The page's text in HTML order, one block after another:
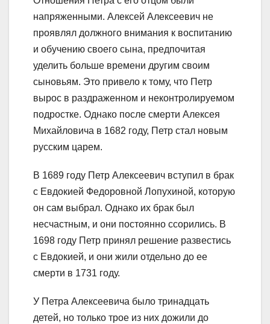
напряженными. Алексей Алексеевич не
проявлял должного внимания к воспитанию
и обучению своего сына, предпочитая
уделить больше времени другим своим
сыновьям. Это привело к тому, что Петр
вырос в раздраженном и неконтролируемом
подростке. Однако после смерти Алексея
Михайловича в 1682 году, Петр стал новым
русским царем.
В 1689 году Петр Алексеевич вступил в брак
с Евдокией Федоровной Лопухиной, которую
он сам выбрал. Однако их брак был
несчастным, и они постоянно ссорились. В
1698 году Петр принял решение развестись
с Евдокией, и они жили отдельно до ее
смерти в 1731 году.
У Петра Алексеевича было тринадцать
детей, но только трое из них дожили до